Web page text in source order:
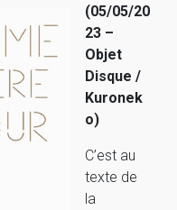
(05/05/20
23 –
Objet
Disque /
Kuronek
o)
C’est au
texte de
la